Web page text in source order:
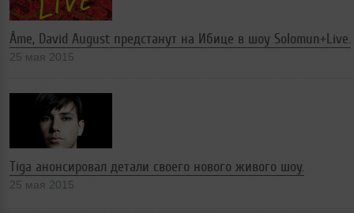
Âme, David August предстанут на Ибице в шоу Solomun+Live.
25 мая 2015
Tiga анонсировал детали своего нового живого шоу.
25 мая 2015